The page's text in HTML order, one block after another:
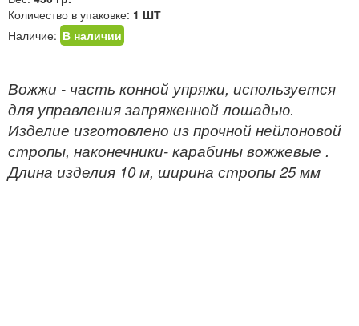
Количество в упаковке: 1 ШТ
Наличие: В наличии
Вожжи - часть конной упряжи, используется
для управления запряженной лошадью.
Изделие изготовлено из прочной нейлоновой
стропы, наконечники- карабины вожжевые .
Длина изделия 10 м, ширина стропы 25 мм